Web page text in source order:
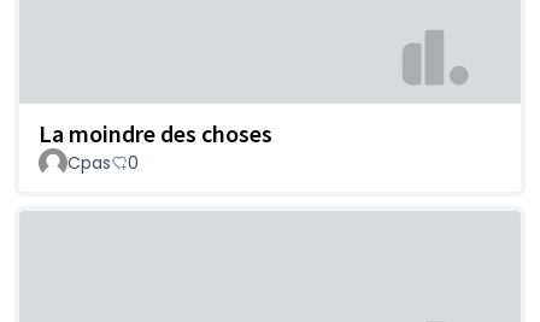
La moindre des choses
Cpas 0